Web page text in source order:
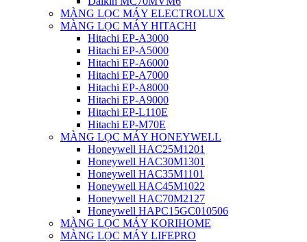
MÀNG LỌC MÁY ELECTROLUX
MÀNG LỌC MÁY HITACHI
Hitachi EP-A3000
Hitachi EP-A5000
Hitachi EP-A6000
Hitachi EP-A7000
Hitachi EP-A8000
Hitachi EP-A9000
Hitachi EP-L110E
Hitachi EP-M70E
MÀNG LỌC MÁY HONEYWELL
Honeywell HAC25M1201
Honeywell HAC30M1301
Honeywell HAC35M1101
Honeywell HAC45M1022
Honeywell HAC70M2127
Honeywell HAPC15GC010506
MÀNG LỌC MÁY KORIHOME
MÀNG LỌC MÁY LIFEPRO